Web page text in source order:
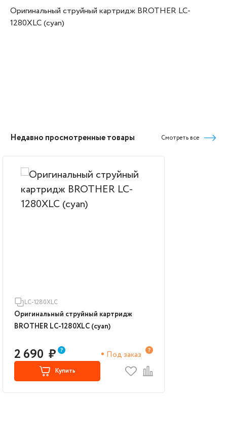
Оригинальный струйный картридж BROTHER LC-
1280XLC (cyan)
Недавно просмотренные товары Смотреть все
LC-1280XLC
Оригинальный струйный картридж
BROTHER LC-1280XLC (cyan)
2 690 ₽ Под заказ
Купить